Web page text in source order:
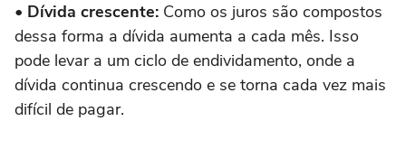
• Dívida crescente: Como os juros são compostos
dessa forma a dívida aumenta a cada mês. Isso
pode levar a um ciclo de endividamento, onde a
dívida continua crescendo e se torna cada vez mais
difícil de pagar.